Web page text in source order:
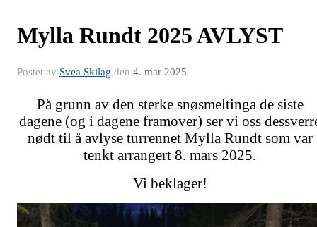
Mylla Rundt 2025 AVLYST
Postet av Svea Skilag den 4. mar 2025
På grunn av den sterke snøsmeltinga de siste
dagene (og i dagene framover) ser vi oss
nødt til å avlyse turrennet Mylla Rundt som var
tenkt arrangert 8. mars 2025.
Vi beklager!